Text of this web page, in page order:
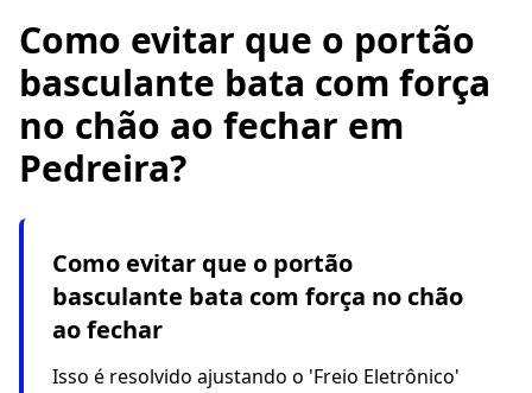
Como evitar que o portão
basculante bata com força
no chão ao fechar em
Pedreira?
Como evitar que o portão
basculante bata com força no chão
ao fechar
Isso é resolvido ajustando o 'Freio Eletrônico'